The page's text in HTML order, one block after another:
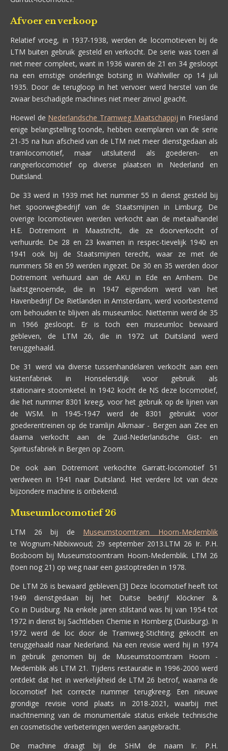
Afvoer en verkoop
Relatief vroeg, in 1937-1938, werden de locomotieven bij de
LTM buiten gebruik gesteld en verkocht. De serie was toen al
niet meer compleet, want in 1936 waren de 21 en 34 gesloopt
na een ernstige onderlinge botsing in Wahlwiller op 14 juli
1935. Door de terugloop in het vervoer werd herstel van de
zwaar beschadigde machines niet meer zinvol geacht.
Hoewel de Nederlandsche Tramweg Maatschappij in Friesland
enige belangstelling toonde, hebben exemplaren van de serie
21-35 na hun afscheid van de LTM niet meer dienstgedaan als
tramlocomotief, maar uitsluitend als goederen- en
rangeerlocomotief op diverse plaatsen in Nederland en
Duitsland.
De 33 werd in 1939 met het nummer 55 in dienst gesteld bij
het spoorwegbedrijf van de Staatsmijnen in Limburg. De
overige locomotieven werden verkocht aan de metaalhandel
H.E. Dotremont in Maastricht, die ze doorverkocht of
verhuurde. De 28 en 23 kwamen in respec-tievelijk 1940 en
1941 ook bij de Staatsmijnen terecht, waar ze met de
nummers 58 en 59 werden ingezet. De 30 en 35 werden door
Dotremont verhuurd aan de AKU in Ede en Arnhem. De
laatstgenoemde, die in 1947 eigendom werd van het
Havenbedrijf De Rietlanden in Amsterdam, werd voorbestemd
om behouden te blijven als museumloc. Niettemin werd de 35
in 1966 gesloopt. Er is toch een museumloc bewaard
gebleven, de LTM 26, die in 1972 uit Duitsland werd
teruggehaald.
De 31 werd via diverse tussenhandelaren verkocht aan een
kistenfabriek in Honselersdijk voor gebruik als
stationaire stoomketel. In 1942 kocht de NS deze locomotief,
die het nummer 8301 kreeg, voor het gebruik op de lijnen van
de WSM. In 1945-1947 werd de 8301 gebruikt voor
goederentreinen op de tramlijn Alkmaar - Bergen aan Zee en
daarna verkocht aan de Zuid-Nederlandsche Gist- en
Spiritusfabriek in Bergen op Zoom.
De ook aan Dotremont verkochte Garratt-locomotief 51
verdween in 1941 naar Duitsland. Het verdere lot van deze
bijzondere machine is onbekend.
Museumlocomotief 26
LTM 26 bij de Museumstoomtram Hoorn-Medemblik
te Wognum-Nibbixwoud; 29 september 2013.LTM 26 Ir. P.H.
Bosboom bij Museumstoomtram Hoorn-Medemblik. LTM 26
(toen nog 21) op weg naar een gastoptreden in 1978.
De LTM 26 is bewaard gebleven.[3] Deze locomotief heeft tot
1949 dienstgedaan bij het Duitse bedrijf Klöckner &
Co in Duisburg. Na enkele jaren stilstand was hij van 1954 tot
1972 in dienst bij Sachtleben Chemie in Homberg (Duisburg). In
1972 werd de loc door de Tramweg-Stichting gekocht en
teruggehaald naar Nederland. Na een revisie werd hij in 1974
in gebruik genomen bij de Museumstoomtram Hoorn -
Medemblik als LTM 21. Tijdens restauratie in 1996-2000 werd
ontdekt dat het in werkelijkheid de LTM 26 betrof, waarna de
locomotief het correcte nummer terugkreeg. Een nieuwe
grondige revisie vond plaats in 2018-2021, waarbij met
inachtneming van de monumentale status enkele technische
en cosmetische verbeteringen werden aangebracht.
De machine draagt bij de SHM de naam Ir. P.H.